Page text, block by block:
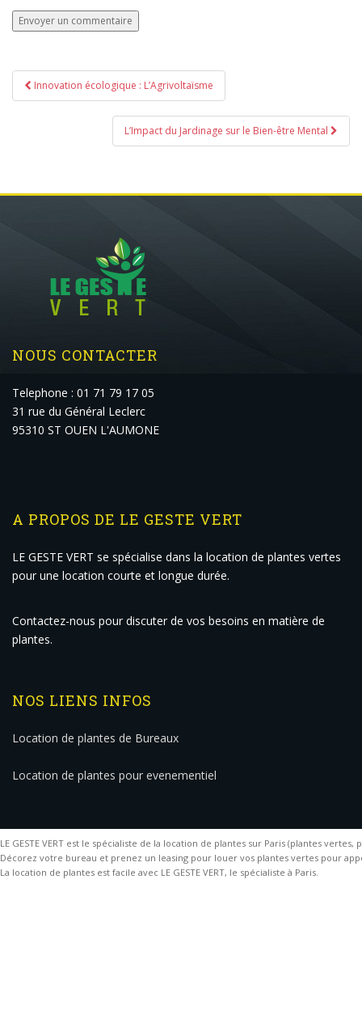
Navigation
de
Innovation écologique : L’Agrivoltaïsme
L’Impact du Jardinage sur le Bien-être Mental
NOUS CONTACTER
Telephone : 01 71 79 17 05
31 rue du Général Leclerc
95310 ST OUEN L'AUMONE
A PROPOS DE LE GESTE VERT
LE GESTE VERT se spécialise dans la location de plantes vertes
pour une location courte et longue durée.
Contactez-nous pour discuter de vos besoins en matière de
plantes.
NOS LIENS INFOS
Location de plantes de Bureaux
Location de plantes pour evenementiel
LE GESTE VERT est le spécialiste de la location de plantes sur Paris (plantes vertes,
Décorez votre bureau et prenez un leasing pour louer vos plantes vertes pour
La location de plantes est facile avec LE GESTE VERT, le spécialiste à Paris.